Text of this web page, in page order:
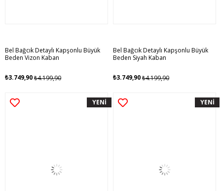
Bel Bağcık Detaylı Kapşonlu Büyük
Beden Vizon Kaban
₺3.749,90₺4.199,90
Bel Bağcık Detaylı Kapşonlu Büyük
Beden Siyah Kaban
₺3.749,90₺4.199,90
YENİ YENİ